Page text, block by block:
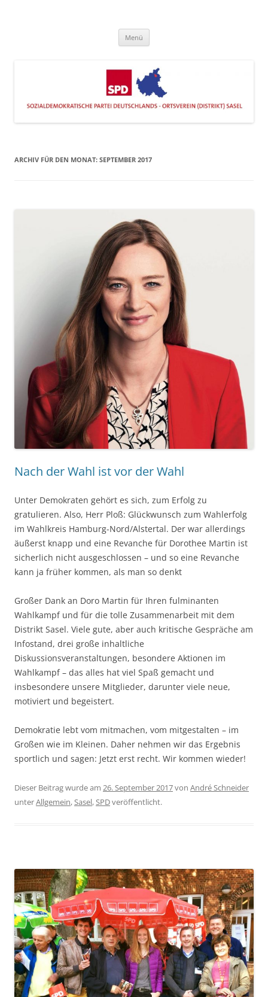
Menü
ARCHIV FÜR DEN MONAT: SEPTEMBER 2017
Nach der Wahl ist vor der Wahl
Unter Demokraten gehört es sich, zum Erfolg zu
gratulieren. Also, Herr Ploß: Glückwunsch zum Wahlerfolg
im Wahlkreis Hamburg-Nord/Alstertal. Der war allerdings
äußerst knapp und eine Revanche für Dorothee Martin ist
sicherlich nicht ausgeschlossen – und so eine Revanche
kann ja früher kommen, als man so denkt
Großer Dank an Doro Martin für Ihren fulminanten
Wahlkampf und für die tolle Zusammenarbeit mit dem
Distrikt Sasel. Viele gute, aber auch kritische Gespräche am
Infostand, drei große inhaltliche
Diskussionsveranstaltungen, besondere Aktionen im
Wahlkampf – das alles hat viel Spaß gemacht und
insbesondere unsere Mitglieder, darunter viele neue,
motiviert und begeistert.
Demokratie lebt vom mitmachen, vom mitgestalten – im
Großen wie im Kleinen. Daher nehmen wir das Ergebnis
sportlich und sagen: Jetzt erst recht. Wir kommen wieder!
Dieser Beitrag wurde am 26. September 2017von André Schneider
unterAllgemein,Sasel,SPDveröffentlicht.